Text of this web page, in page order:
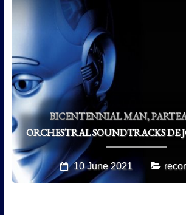
BICENTENNIAL MAN,
ORCHESTRAL SOUNDTRACKS DE
10 June 2021